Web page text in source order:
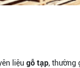
liệu gỗ tạp, thường